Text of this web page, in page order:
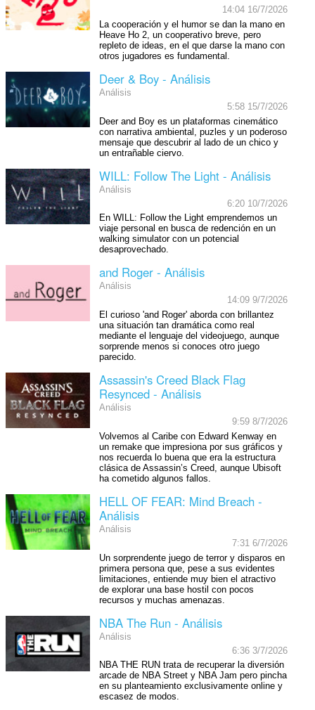
14:04 16/7/2026
La cooperación y el humor se dan la mano en
Heave Ho 2, un cooperativo breve, pero
repleto de ideas, en el que darse la mano con
otros jugadores es fundamental.
Deer & Boy - Análisis
Análisis
5:58 15/7/2026
Deer and Boy es un plataformas cinemático
con narrativa ambiental, puzles y un poderoso
mensaje que descubrir al lado de un chico y
un entrañable ciervo.
WILL: Follow The Light - Análisis
Análisis
6:20 10/7/2026
En WILL: Follow the Light emprendemos un
viaje personal en busca de redención en un
walking simulator con un potencial
desaprovechado.
and Roger - Análisis
Análisis
14:09 9/7/2026
El curioso 'and Roger' aborda con brillantez
una situación tan dramática como real
mediante el lenguaje del videojuego, aunque
sorprende menos si conoces otro juego
parecido.
Assassin's Creed Black Flag
Resynced - Análisis
Análisis
9:59 8/7/2026
Volvemos al Caribe con Edward Kenway en
un remake que impresiona por sus gráficos y
nos recuerda lo buena que era la estructura
clásica de Assassin’s Creed, aunque Ubisoft
ha cometido algunos fallos.
HELL OF FEAR: Mind Breach -
Análisis
Análisis
7:31 6/7/2026
Un sorprendente juego de terror y disparos en
primera persona que, pese a sus evidentes
limitaciones, entiende muy bien el atractivo
de explorar una base hostil con pocos
recursos y muchas amenazas.
NBA The Run - Análisis
Análisis
6:36 3/7/2026
NBA THE RUN trata de recuperar la diversión
arcade de NBA Street y NBA Jam pero pincha
en su planteamiento exclusivamente online y
escasez de modos.